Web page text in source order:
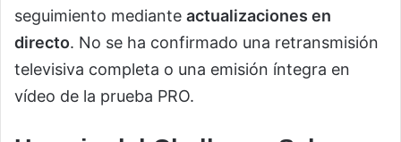
seguimiento mediante actualizaciones en
directo. No se ha confirmado una retransmisión
televisiva completa o una emisión íntegra en
vídeo de la prueba PRO.